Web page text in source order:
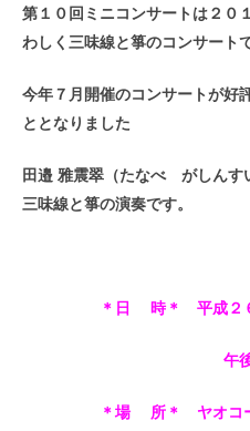
第１０回ミニコンサートは２０
わしく三味線と箏のコンサートで
今年７月開催のコンサートが好
ととなりました
田邉 雅震翠（たなべ がしんす
三味線と箏の演奏です。
＊日 時＊ 平成２
午後４時か
＊場 所＊ ヤオコー川越